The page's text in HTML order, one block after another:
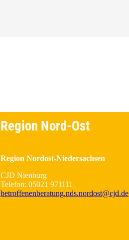
Region Nord-Ost
Region Nordost-Niedersachsen
CJD Nienburg
Telefon: 05021 971111
betroffenenberatung.nds.nordost@cjd.de